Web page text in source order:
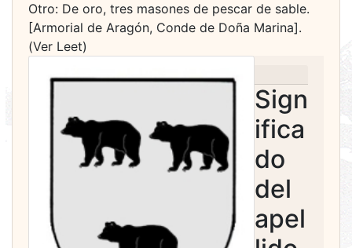
Otro: De oro, tres masones de pescar de sable.
[Armorial de Aragón, Conde de Doña Marina].
(Ver Leet)
Sign
ifica
do
del
apel